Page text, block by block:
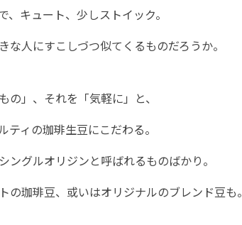
、キュート、少しストイック。
な人にすこしづつ似てくるものだろうか。
の」、それを「気軽に」と、
ティの珈琲生豆にこだわる。
ングルオリジンと呼ばれるものばかり。
の珈琲豆、或いはオリジナルのブレンド豆も。